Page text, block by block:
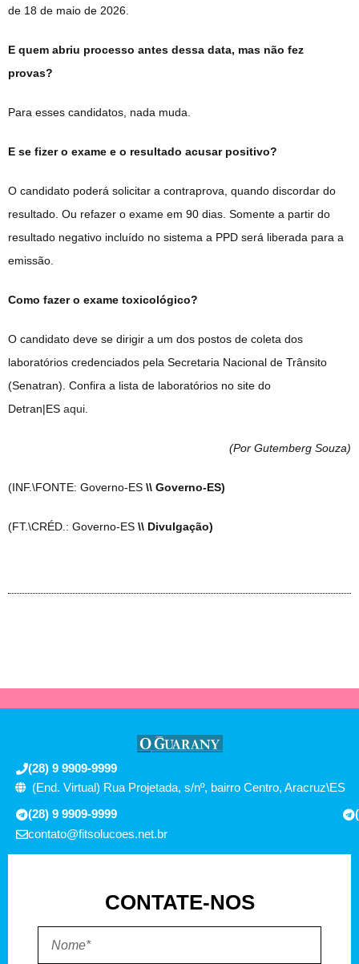
de 18 de maio de 2026.
E quem abriu processo antes dessa data, mas não fez
provas?
Para esses candidatos, nada muda.
E se fizer o exame e o resultado acusar positivo?
O candidato poderá solicitar a contraprova, quando discordar do
resultado. Ou refazer o exame em 90 dias. Somente a partir do
resultado negativo incluído no sistema a PPD será liberada para a
emissão.
Como fazer o exame toxicológico?
O candidato deve se dirigir a um dos postos de coleta dos
laboratórios credenciados pela Secretaria Nacional de Trânsito
(Senatran). Confira a lista de laboratórios no site do
Detran|ES aqui
(Por Gutemberg Souza)
(INF.\FONTE: Governo-ES \\ Governo-ES)
(FT.\CRÉD.: Governo-ES \\ Divulgação)
(28) 9 9909-9999
(End. Virtual) Rua Projetada, s/nº, bairro Centro, Aracruz\ES
(28) 9 9909-9999
contato@fitsolucoes.net.br
CONTATE-NOS